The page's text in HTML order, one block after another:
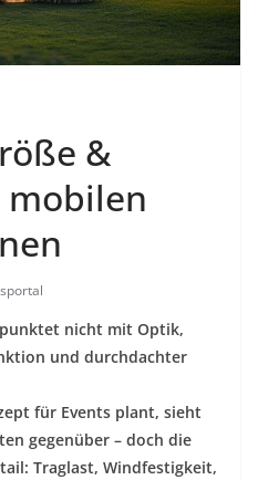
&
nicht mit Optik,
und durchdachter
für Events plant, sieht
gegenüber – doch die
Traglast, Windfestigkeit,